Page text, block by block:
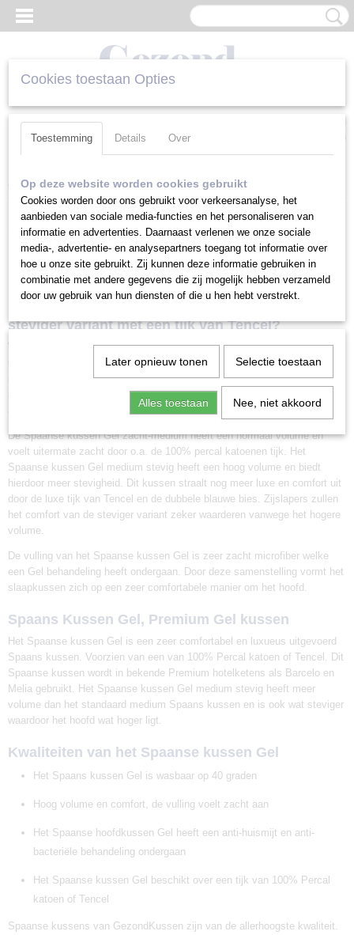
Inloggen Registreren
Home >Spaanse Kussens> Spaans Kussen Gel | Gel kussen
Spaans kussen Gel | Premium Gel
kussen
Kiest u een ultra zacht Spaans kussen Gel of de
steviger variant met een tijk van Tencel?
Wij bieden het luxe Spaanse hoofdkussen Gel aan in twee varianten. Een
Gel variant in de stevigheid zacht medium en een steviger variant in de
stevigheid medium-stevig. Beide Spaanse Gel kussens voelen extreem
zacht en comfortabel aan. Het Spaanse kussen Gel treft u niet voor niets
aan in luxe hotels van o.a. de hotelketens Melia en Barcelo.
De Spaanse kussen Gel zacht-medium heeft een normaal volume en
voelt uitermate zacht door o.a. de 100% percal katoenen tijk. Het
Spaanse kussen Gel medium stevig heeft een hoog volume en biedt
hierdoor meer stevigheid. Dit kussen straalt nog meer luxe en comfort uit
door de luxe tijk van Tencel en de dubbele blauwe bies. Zijslapers zullen
het comfort van de steviger variant zeker waarderen vanwege het hogere
volume.
De vulling van het Spaanse kussen Gel is zeer zacht microfiber welke
een Gel behandeling heeft ondergaan. Door deze samenstelling vormt het
slaapkussen zich op een zeer comfortabele manier om het hoofd.
Spaans Kussen Gel, Premium Gel kussen
Het Spaanse kussen Gel is een zeer comfortabel en luxueus uitgevoerd
Spaans kussen. Voorzien van een van 100% Percal katoen of Tencel. Dit
Spaanse kussen wordt in bekende Premium hotelketens als Barcelo en
Melia gebruikt. Het Spaanse kussen Gel medium stevig heeft meer
volume dan het standaard medium Spaans kussen en is ook wat steviger
waardoor het hoofd wat hoger ligt.
Kwaliteiten van het Spaanse kussen Gel
Het Spaans kussen Gel is wasbaar op 40 graden
Hoog volume en comfort, de vulling voelt zacht aan
Het Spaanse hoofdkussen Gel heeft een anti-huismijt en anti-
bacteriële behandeling ondergaan
Het Spaanse kussen Gel beschikt over een tijk van 100% Percal
katoen of Tencel
Spaanse kussens van GezondKussen zijn van de allerhoogste kwaliteit.
Cookies toestaan Opties
Toestemming Details Over
Op deze website worden cookies gebruikt
Cookies worden door ons gebruikt voor verkeersanalyse, het
aanbieden van sociale media-functies en het personaliseren van
informatie en advertenties. Daarnaast verlenen we onze sociale
media-, advertentie- en analysepartners toegang tot informatie over
hoe u onze site gebruikt. Zij kunnen deze informatie gebruiken in
combinatie met andere gegevens die zij mogelijk hebben verzameld
door uw gebruik van hun diensten of die u hen hebt verstrekt.
Later opnieuw tonen Selectie toestaan
Alles toestaan Nee, niet akkoord